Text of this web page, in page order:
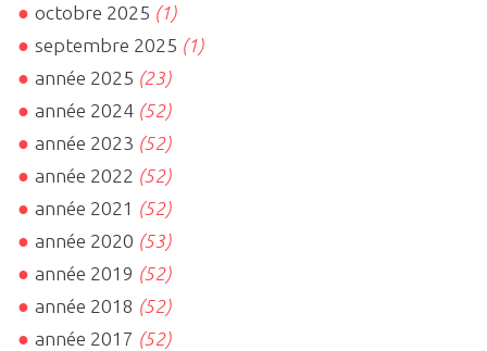
octobre 2025 (1)
septembre 2025 (1)
année 2025 (23)
année 2024 (52)
année 2023 (52)
année 2022 (52)
année 2021 (52)
année 2020 (53)
année 2019 (52)
année 2018 (52)
année 2017 (52)